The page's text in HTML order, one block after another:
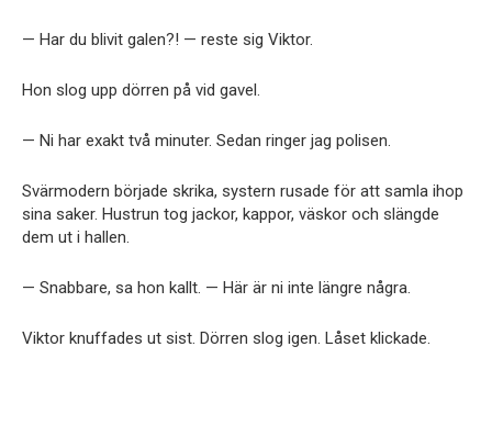
— Har du blivit galen?! — reste sig Viktor.
Hon slog upp dörren på vid gavel.
— Ni har exakt två minuter. Sedan ringer jag polisen.
Svärmodern började skrika, systern rusade för att samla ihop
sina saker. Hustrun tog jackor, kappor, väskor och slängde
dem ut i hallen.
— Snabbare, sa hon kallt. — Här är ni inte längre några.
Viktor knuffades ut sist. Dörren slog igen. Låset klickade.